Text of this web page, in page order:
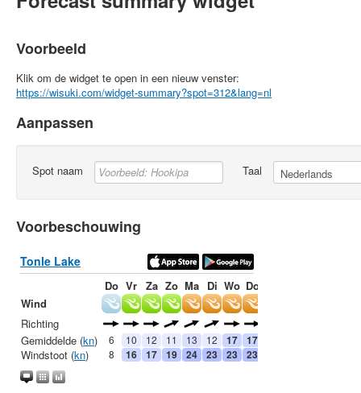
Voorbeeld
Klik om de widget te open in een nieuw venster:
https://wisuki.com/widget-summary?spot=312&lang=nl
Aanpassen
Spot naam Taal
Voorbeschouwing